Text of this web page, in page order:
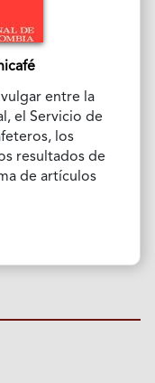
entre la
el Servicio de
los
resultados de
de artículos